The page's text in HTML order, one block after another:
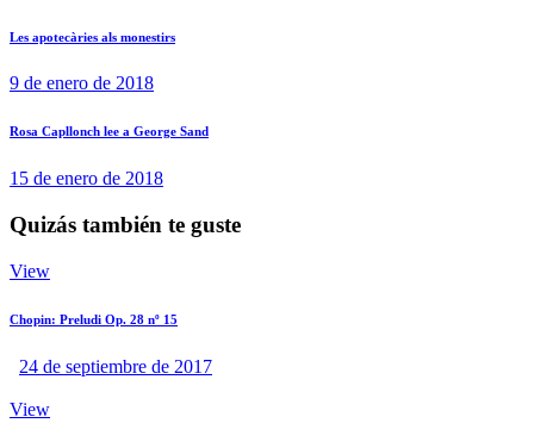
Les apotecàries als monestirs
9 de enero de 2018
Rosa Capllonch lee a George Sand
15 de enero de 2018
Quizás también te guste
View
Chopin: Preludi Op. 28 nº 15
24 de septiembre de 2017
View